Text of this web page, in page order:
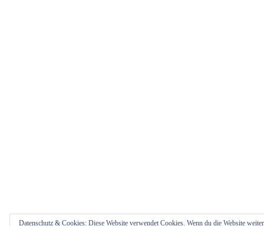
Datenschutz & Cookies: Diese Website verwendet Cookies. Wenn du die Website